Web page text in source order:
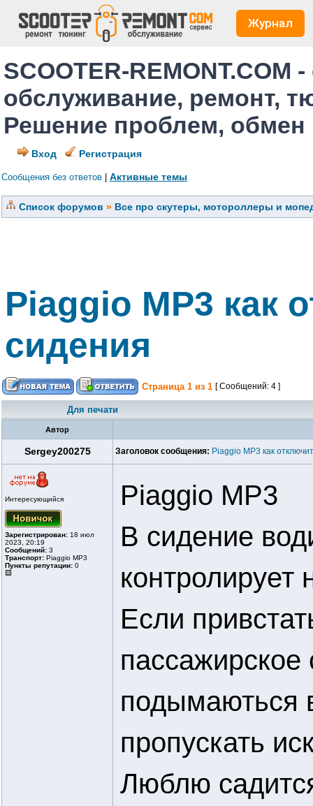
Журнал
SCOOTER-REMONT.COM
обслуживание, ремонт,
Решение проблем,
Вход Регистрация
Сообщения без ответов Активные темы
Список форумов » Все про скутеры, мотороллеры и
Piaggio MP3 как
сидения
Страница 1 из 1 [ Сообщений: 4 ]
Для печати
Автор
Sergey200275 Заголовок сообщения: Piaggio MP3 как
Интересующийся
Зарегистрирован: 18 июл
2023, 20:19
Сообщений: 3
Транспорт: Piaggio MP3
Пункты репутации: 0
Piaggio MP3
В сидение
контролирует
Если
подымаються
пропускать
Люблю